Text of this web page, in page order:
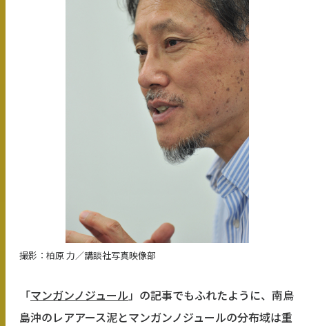
撮影：柏原 力／講談社写真映像部
「マンガンノジュール」の記事でもふれたように、南鳥
島沖のレアアース泥とマンガンノジュールの分布域は重